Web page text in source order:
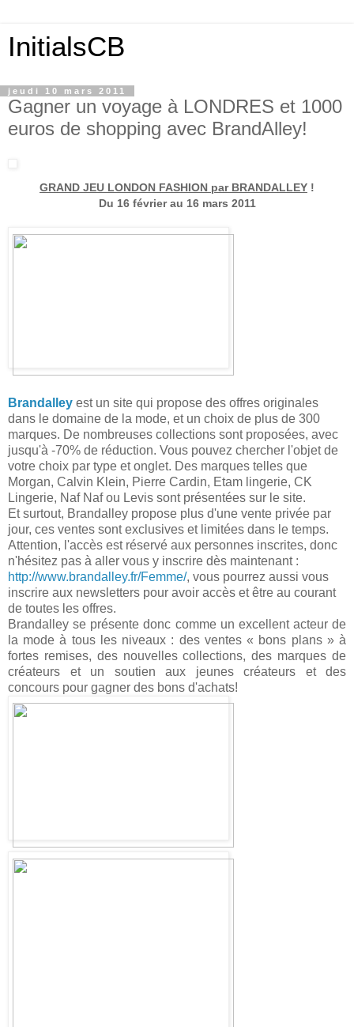
InitialsCB
jeudi 10 mars 2011
Gagner un voyage à LONDRES et 1000
euros de shopping avec BrandAlley!
GRAND JEU LONDON FASHION par BRANDALLEY !
Du 16 février au 16 mars 2011
Brandalley est un site qui propose des offres originales
dans le domaine de la mode, et un choix de plus de 300
marques. De nombreuses collections sont proposées, avec
jusqu'à -70% de réduction. Vous pouvez chercher l'objet de
votre choix par type et onglet. Des marques telles que
Morgan, Calvin Klein, Pierre Cardin, Etam lingerie, CK
Lingerie, Naf Naf ou Levis sont présentées sur le site.
Et surtout, Brandalley propose plus d'une vente privée par
jour, ces ventes sont exclusives et limitées dans le temps.
Attention, l'accès est réservé aux personnes inscrites, donc
n'hésitez pas à aller vous y inscrire dès maintenant :
http://www.brandalley.fr/Femme/, vous pourrez aussi vous
inscrire aux newsletters pour avoir accès et être au courant
de toutes les offres.
Brandalley se présente donc comme un excellent acteur de
la mode à tous les niveaux : des ventes « bons plans » à
fortes remises, des nouvelles collections, des marques de
créateurs et un soutien aux jeunes créateurs et des
concours pour gagner des bons d'achats!